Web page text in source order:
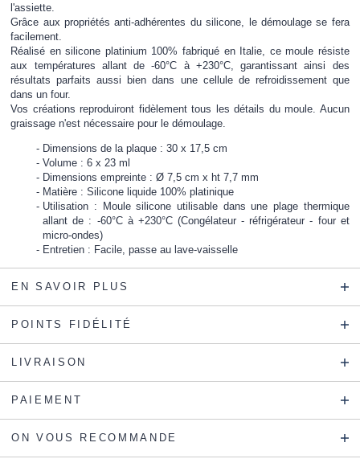
l'assiette.
Grâce aux propriétés anti-adhérentes du silicone, le démoulage se fera
facilement.
Réalisé en silicone platinium 100% fabriqué en Italie, ce moule résiste
aux températures allant de -60°C à +230°C, garantissant ainsi des
résultats parfaits aussi bien dans une cellule de refroidissement que
dans un four.
Vos créations reproduiront fidèlement tous les détails du moule. Aucun
graissage n'est nécessaire pour le démoulage.
Dimensions de la plaque : 30 x 17,5 cm
Volume : 6 x 23 ml
Dimensions empreinte : Ø 7,5 cm x ht 7,7 mm
Matière : Silicone liquide 100% platinique
Utilisation : Moule silicone utilisable dans une plage thermique
allant de : -60°C à +230°C (Congélateur - réfrigérateur - four et
micro-ondes)
Entretien : Facile, passe au lave-vaisselle
EN SAVOIR PLUS
POINTS FIDÉLITÉ
LIVRAISON
PAIEMENT
ON VOUS RECOMMANDE